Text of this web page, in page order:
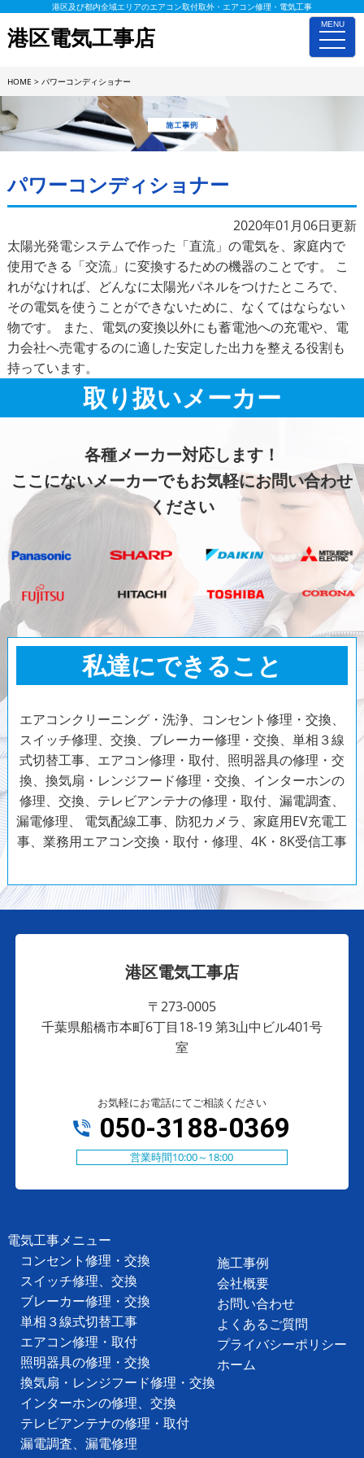
MENU
toggle
港区及び都内全域エリアのエアコン取付取外・エアコン修理・電気工事
港区電気工事店
HOME > パワーコンディショナー
パワーコンディショナー
2020年01月06日更新
太陽光発電システムで作った「直流」の電気を、家庭内で
使用できる「交流」に変換するための機器のことです。 こ
れがなければ、どんなに太陽光パネルをつけたところで、
その電気を使うことができないために、なくてはならない
物です。 また、電気の変換以外にも蓄電池への充電や、電
力会社へ売電するのに適した安定した出力を整える役割も
持っています。
取り扱いメーカー
各種メーカー対応します！
ここにないメーカーでもお気軽にお問い合わせ
ください
私達にできること
エアコンクリーニング・洗浄、コンセント修理・交換、
スイッチ修理、交換、ブレーカー修理・交換、単相３線
式切替工事、エアコン修理・取付、照明器具の修理・交
換、換気扇・レンジフード修理・交換、インターホンの
修理、交換、テレビアンテナの修理・取付、漏電調査、
漏電修理、 電気配線工事、防犯カメラ、家庭用EV充電工
事、業務用エアコン交換・取付・修理、4K・8K受信工事
港区電気工事店
〒273-0005
千葉県船橋市本町6丁目18-19 第3山中ビル401号
室
お気軽にお電話にてご相談ください
050-3188-0369
営業時間10:00～18:00
電気工事メニュー
コンセント修理・交換
スイッチ修理、交換
ブレーカー修理・交換
単相３線式切替工事
エアコン修理・取付
照明器具の修理・交換
換気扇・レンジフード修理・交換
インターホンの修理、交換
テレビアンテナの修理・取付
漏電調査、漏電修理
施工事例
会社概要
お問い合わせ
よくあるご質問
プライバシーポリシー
ホーム